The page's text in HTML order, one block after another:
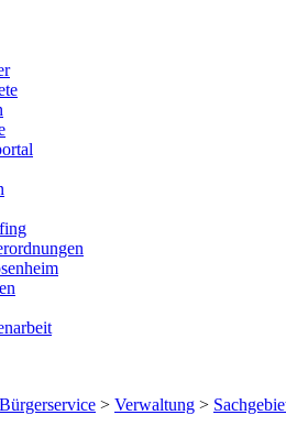
Bürgerservice > Verwaltung >